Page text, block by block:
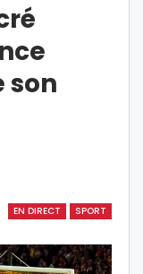
son
EN DIRECT SPORT